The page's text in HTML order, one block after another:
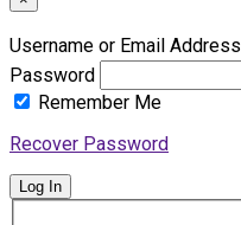
Username or Email Address
Password
Remember Me
Recover Password
Log In